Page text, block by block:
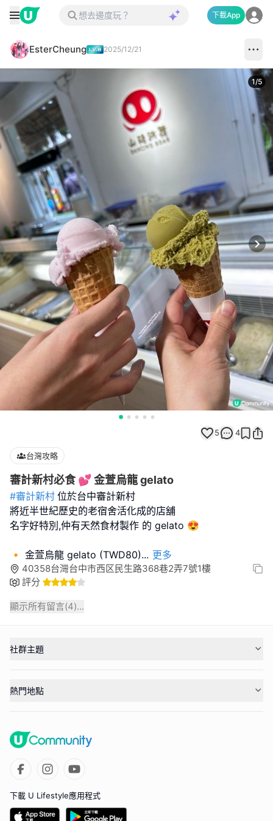
下載App
EsterCheung 2025/12/21
1/5
5 4
台灣攻略
審計新村必食 💕 金萱烏龍 gelato
#審計新村 位於台中審計新村
將近半世紀歷史的老宿舍活化成的店舖
名字好特別,仲有天然食材製作 的 gelato 😍
🔸 金萱烏龍 gelato (TWD80)... 更多
40358台灣台中市西区民生路368巷2弄7號1樓
評分
顯示所有留言(4)...
社群主題
熱門地點
下載 U Lifestyle應用程式